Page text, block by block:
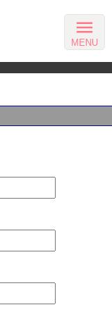
menu
MENU